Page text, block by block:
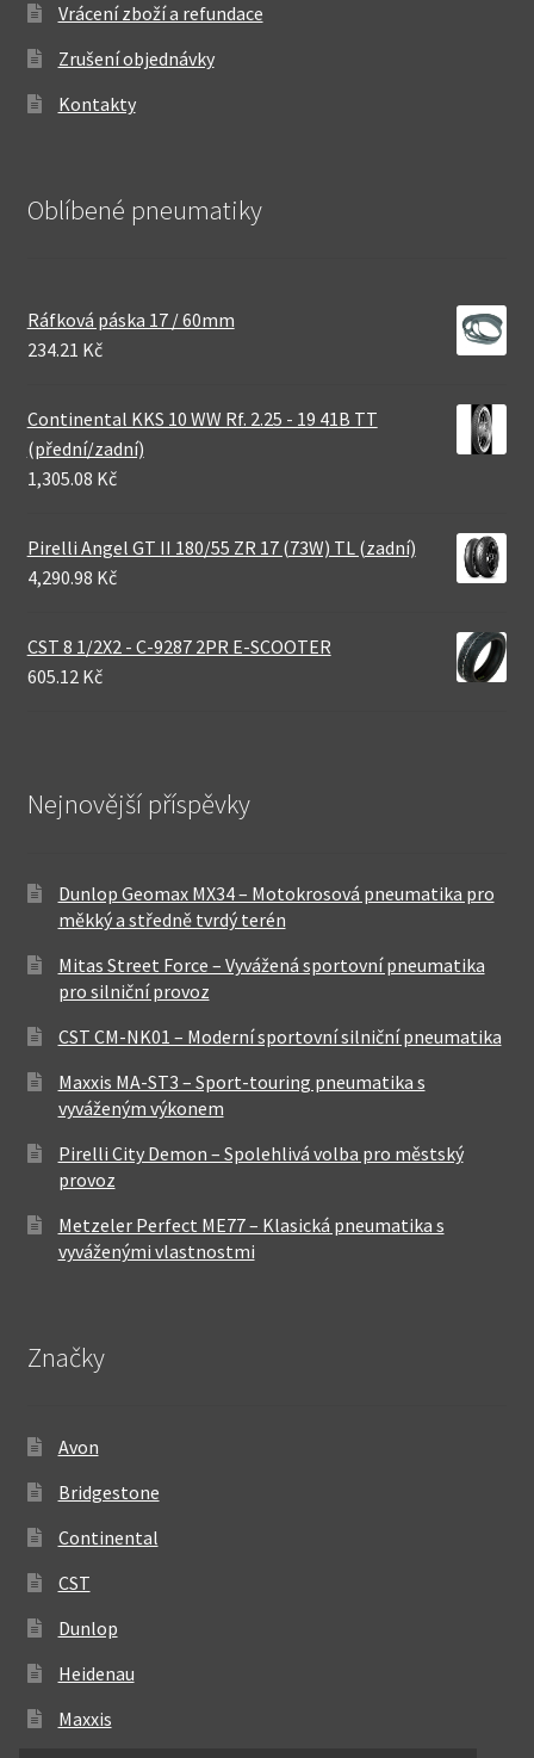
Vrácení zboží a refundace
Zrušení objednávky
Kontakty
Oblíbené pneumatiky
Ráfková páska 17 / 60mm
234.21 Kč
Continental KKS 10 WW Rf. 2.25 - 19 41B TT
(přední/zadní)
1,305.08 Kč
Pirelli Angel GT II 180/55 ZR 17 (73W) TL (zadní)
4,290.98 Kč
CST 8 1/2X2 - C-9287 2PR E-SCOOTER
605.12 Kč
Nejnovější příspěvky
Dunlop Geomax MX34 – Motokrosová pneumatika pro
měkký a středně tvrdý terén
Mitas Street Force – Vyvážená sportovní pneumatika
pro silniční provoz
CST CM-NK01 – Moderní sportovní silniční pneumatika
Maxxis MA-ST3 – Sport-touring pneumatika s
vyváženým výkonem
Pirelli City Demon – Spolehlivá volba pro městský
provoz
Metzeler Perfect ME77 – Klasická pneumatika s
vyváženými vlastnostmi
Značky
Avon
Bridgestone
Continental
CST
Dunlop
Heidenau
Maxxis